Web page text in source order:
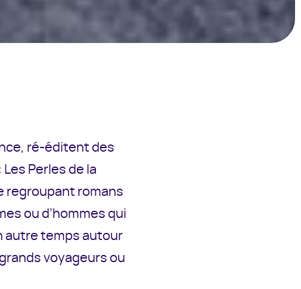
ré-éditent des
Perles de la
regroupant romans
ou d’hommes qui
autre temps autour
voyageurs ou